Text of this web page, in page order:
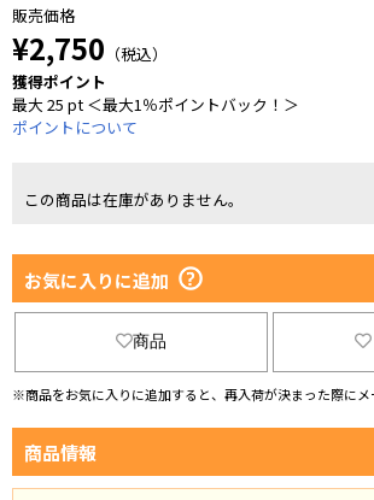
販売価格
¥2,750 （税込）
獲得ポイント
最大 25 pt ＜最大1％ポイントバック！＞
ポイントについて
この商品は在庫がありません。
お気に入りに追加
商品
※商品をお気に入りに追加すると、再入荷が決まった際にメ
商品情報